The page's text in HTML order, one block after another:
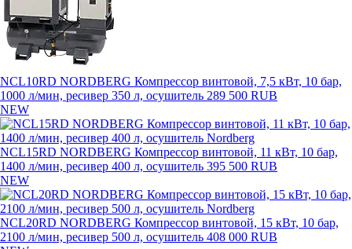
NCL10RD NORDBERG Компрессор винтовой, 7,5 кВт, 10 бар,
1000 л/мин, ресивер 350 л, осушитель 289 500 RUB
NEW
NCL15RD NORDBERG Компрессор винтовой, 11 кВт, 10 бар,
1400 л/мин, ресивер 400 л, осушитель 395 500 RUB
NEW
NCL20RD NORDBERG Компрессор винтовой, 15 кВт, 10 бар,
2100 л/мин, ресивер 500 л, осушитель 408 000 RUB